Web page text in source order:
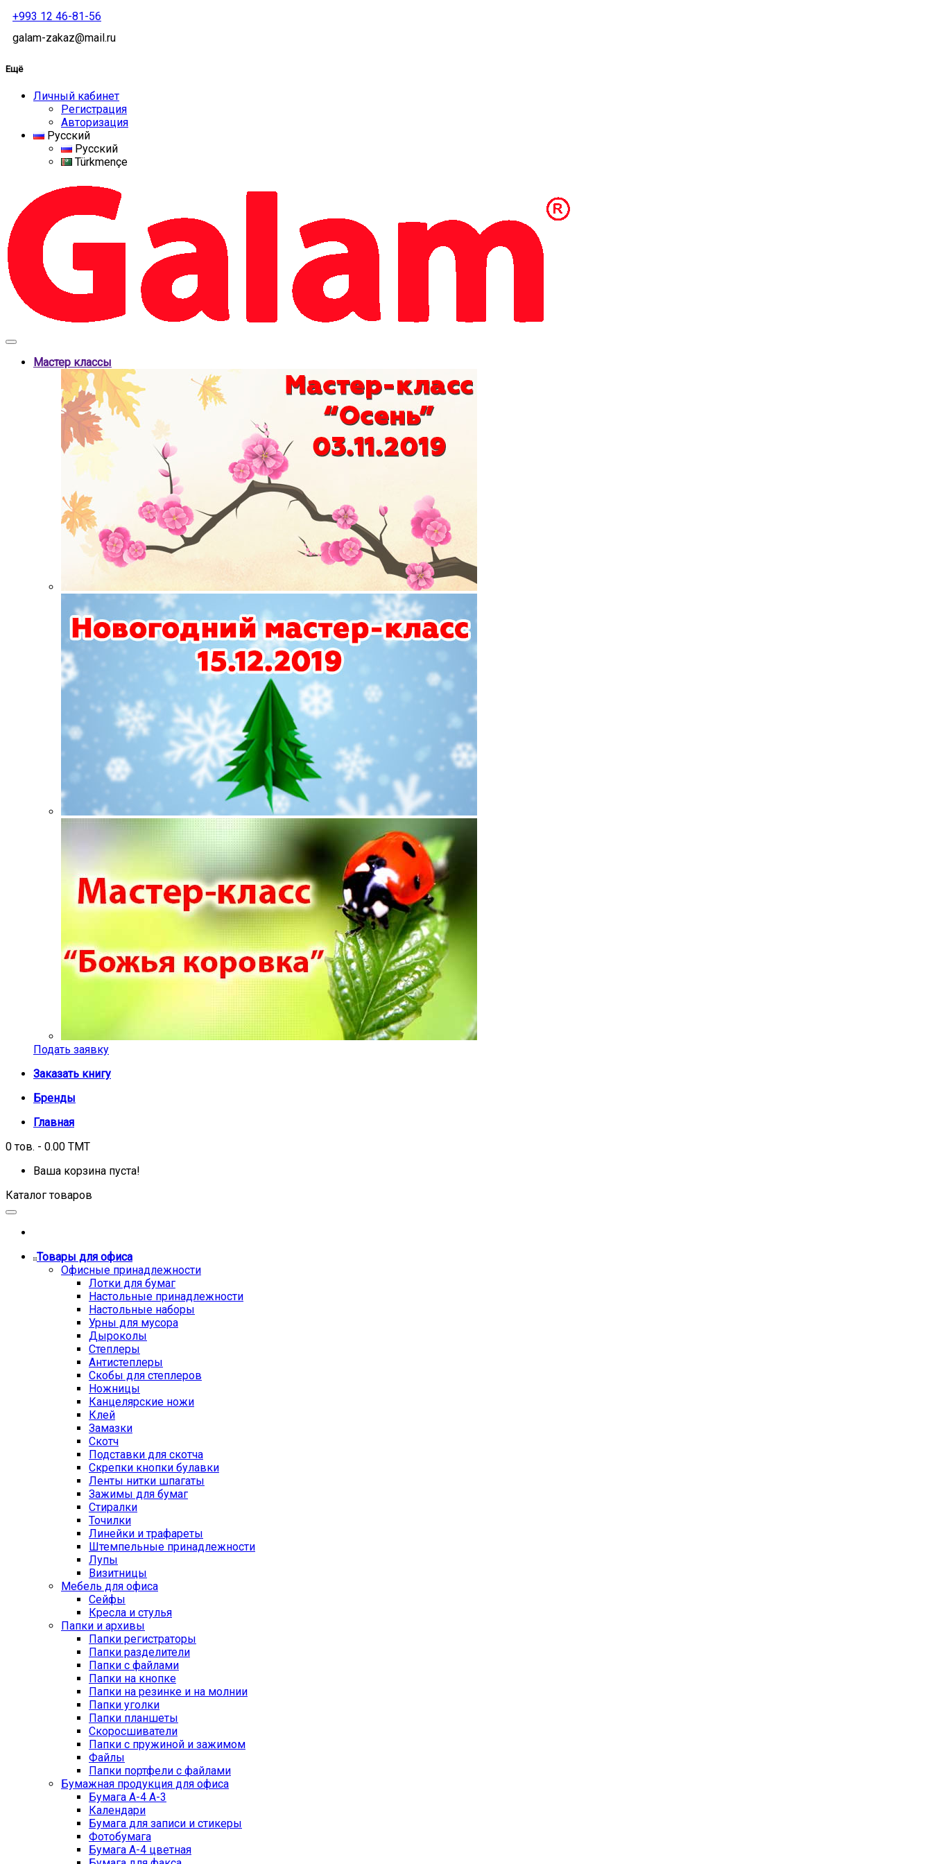
+993 12 46-81-56
galam-zakaz@mail.ru
Ещё
Личный кабинет
Регистрация
Авторизация
Русский
Русский
Türkmençe
Мастер классы
Подать заявку
Заказать книгу
Бренды
Главная
0 тов. - 0.00 TMT
Ваша корзина пуста!
Каталог товаров
Товары для офиса
Офисные принадлежности
Лотки для бумаг
Настольные принадлежности
Настольные наборы
Урны для мусора
Дыроколы
Степлеры
Антистеплеры
Скобы для степлеров
Ножницы
Канцелярские ножи
Клей
Замазки
Скотч
Подставки для скотча
Скрепки кнопки булавки
Ленты нитки шпагаты
Зажимы для бумаг
Стиралки
Точилки
Линейки и трафареты
Штемпельные принадлежности
Лупы
Визитницы
Мебель для офиса
Сейфы
Кресла и стулья
Папки и архивы
Папки регистраторы
Папки разделители
Папки с файлами
Папки на кнопке
Папки на резинке и на молнии
Папки уголки
Папки планшеты
Скоросшиватели
Папки с пружиной и зажимом
Файлы
Папки портфели с файлами
Бумажная продукция для офиса
Бумага А-4 А-3
Календари
Бумага для записи и стикеры
Фотобумага
Бумага А-4 цветная